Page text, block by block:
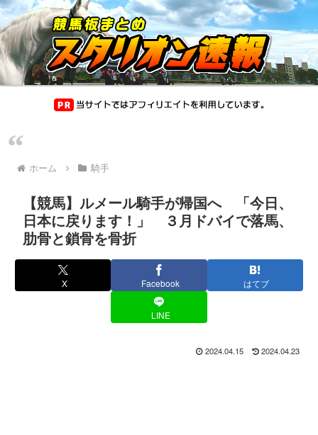
ホーム 騎手
【競馬】ルメール騎手が帰国へ 「今日、
日本に戻ります！」 ３月ドバイで落馬、
肋骨と鎖骨を骨折
X Facebook はてブ
LINE
2024.04.15 2024.04.23